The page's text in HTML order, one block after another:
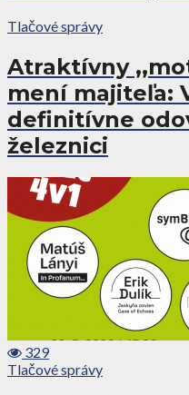
Tlačové správy
Atraktívny
mení majiteľa:
definitívne
železnici
329
Tlačové správy